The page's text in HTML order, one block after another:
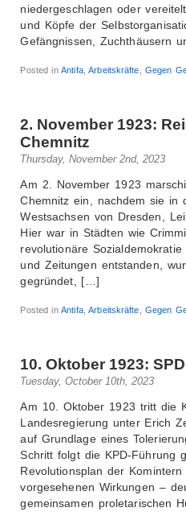
niedergeschlagen oder
und Köpfe der
Gefängnissen, Zuchthäusern
Posted inAntifa,Arbeitskräfte ,Gegen
2. November 1923:
Chemnitz
Thursday, November 2nd, 2023
Am 2. November 1923
Chemnitz ein, nachdem sie in
Westsachsen von Dresden,
Hier war in Städten wie
revolutionäre
und Zeitungen entstanden,
gegründet, […]
Posted inAntifa,Arbeitskräfte ,Gegen
10. Oktober 1923:
Tuesday, October 10th, 2023
Am 10. Oktober 1923 tritt die
Landesregierung unter Erich
auf Grundlage eines
Schritt folgt die KPD-Führung
Revolutionsplan der
vorgesehenen Wirkungen –
gemeinsamen proletarischen